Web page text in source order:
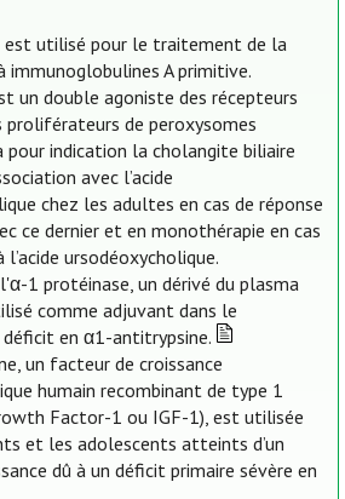
est utilisé pour le traitement de la
immunoglobulines A primitive.
un double agoniste des récepteurs
proliférateurs de peroxysomes
pour indication la cholangite biliaire
avec l’acide
chez les adultes en cas de réponse
ce dernier et en monothérapie en cas
l’acide ursodéoxycholique.
1 protéinase, un dérivé du plasma
comme adjuvant dans le
en α1-antitrypsine.
un facteur de croissance
humain recombinant de type 1
Factor-1 ou IGF-1), est utilisée
et les adolescents atteints d’un
dû à un déficit primaire sévère en